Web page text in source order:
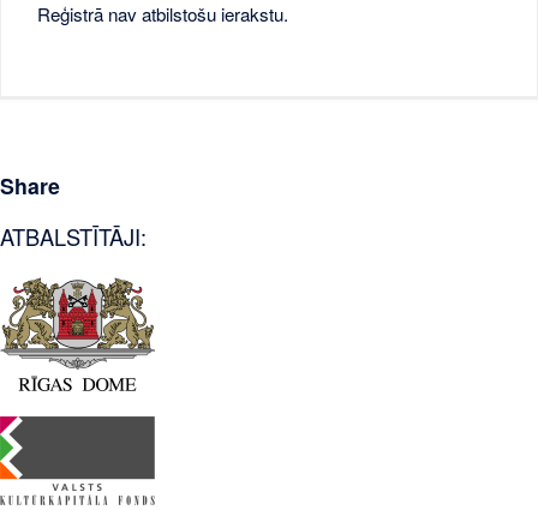
Reģistrā nav atbilstošu ierakstu.
Share
ATBALSTĪTĀJI: